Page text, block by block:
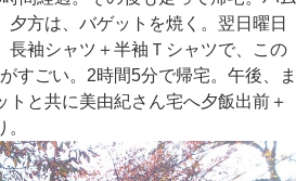
方は、バゲットを焼く。翌日曜日
長袖シャツ＋半袖Ｔシャツで、この
すごい。2時間5分で帰宅。午後、ま
と共に美由紀さん宅へ夕飯出前＋